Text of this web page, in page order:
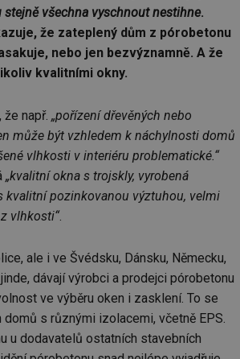
všechna vyschnout nestihne.
že zateplený dům z pórobetonu
nebo jen bezvýznamně. A že
kvalitními okny.
např. „pořízení dřevěných nebo
může být vzhledem k náchylnosti domů
vlhkosti v interiéru problematické.“
„kvalitní okna s trojskly, vyrobená
kvalitní pozinkovanou výztuhou, velmi
vlhkosti“.
ale i ve Švédsku, Dánsku, Německu,
dávají výrobci a prodejci pórobetonu
ve výběru oken i zasklení. To se
s různými izolacemi, včetně EPS.
u dodavatelů ostatních stavebních